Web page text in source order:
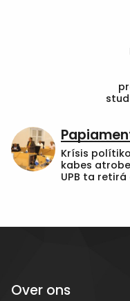
Krísis
kabes
UPB ta retirá
Over ons